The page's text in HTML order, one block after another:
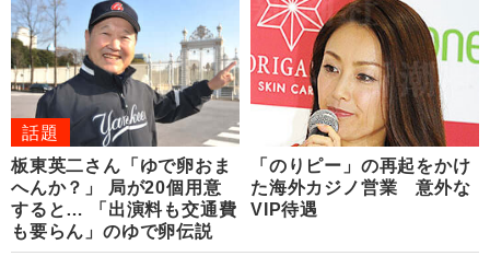
話題
板東英二さん「ゆで卵おま
へんか？」 局が20個用意
すると… 「出演料も交通費
も要らん」のゆで卵伝説
「のりピー」の再起をかけ
た海外カジノ営業 意外な
VIP待遇